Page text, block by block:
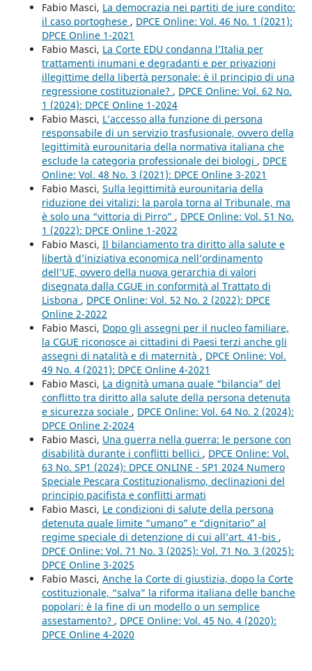
Fabio Masci, La democrazia nei partiti de iure condito:
il caso portoghese , DPCE Online: Vol. 46 No. 1 (2021):
DPCE Online 1-2021
Fabio Masci, La Corte EDU condanna l’Italia per
trattamenti inumani e degradanti e per privazioni
illegittime della libertà personale: è il principio di una
regressione costituzionale? , DPCE Online: Vol. 62 No.
1 (2024): DPCE Online 1-2024
Fabio Masci, L’accesso alla funzione di persona
responsabile di un servizio trasfusionale, ovvero della
legittimità eurounitaria della normativa italiana che
esclude la categoria professionale dei biologi , DPCE
Online: Vol. 48 No. 3 (2021): DPCE Online 3-2021
Fabio Masci, Sulla legittimità eurounitaria della
riduzione dei vitalizi: la parola torna al Tribunale, ma
è solo una “vittoria di Pirro” , DPCE Online: Vol. 51 No.
1 (2022): DPCE Online 1-2022
Fabio Masci, Il bilanciamento tra diritto alla salute e
libertà d’iniziativa economica nell’ordinamento
dell’UE, ovvero della nuova gerarchia di valori
disegnata dalla CGUE in conformità al Trattato di
Lisbona , DPCE Online: Vol. 52 No. 2 (2022): DPCE
Online 2-2022
Fabio Masci, Dopo gli assegni per il nucleo familiare,
la CGUE riconosce ai cittadini di Paesi terzi anche gli
assegni di natalità e di maternità , DPCE Online: Vol.
49 No. 4 (2021): DPCE Online 4-2021
Fabio Masci, La dignità umana quale “bilancia” del
conflitto tra diritto alla salute della persona detenuta
e sicurezza sociale , DPCE Online: Vol. 64 No. 2 (2024):
DPCE Online 2-2024
Fabio Masci, Una guerra nella guerra: le persone con
disabilità durante i conflitti bellici , DPCE Online: Vol.
63 No. SP1 (2024): DPCE ONLINE - SP1 2024 Numero
Speciale Pescara Costituzionalismo, declinazioni del
principio pacifista e conflitti armati
Fabio Masci, Le condizioni di salute della persona
detenuta quale limite “umano” e “dignitario” al
regime speciale di detenzione di cui all’art. 41-bis ,
DPCE Online: Vol. 71 No. 3 (2025): Vol. 71 No. 3 (2025):
DPCE Online 3-2025
Fabio Masci, Anche la Corte di giustizia, dopo la Corte
costituzionale, “salva” la riforma italiana delle banche
popolari: è la fine di un modello o un semplice
assestamento? , DPCE Online: Vol. 45 No. 4 (2020):
DPCE Online 4-2020